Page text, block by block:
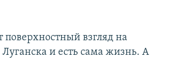
поверхностный взгляд на
и есть сама жизнь. А